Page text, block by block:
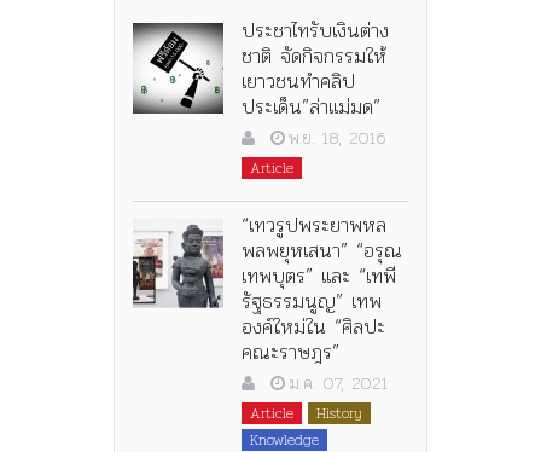
ประชาไทรับเงินต่าง
ชาติ จัดกิจกรรมให้
เยาวชนทำคลิป
ประเด็น”ล่าแม่มด”
พ.ย. 18, 2016
Article
“เทวรูปพระยาพหล
พลพยุหเสนา” “อรุณ
เทพบุตร” และ “เทพี
รัฐธรรมนูญ” เทพ
องค์ใหม่ใน “ศิลปะ
คณะราษฎร”
ม.ค. 07, 2021
Article
History
Knowledge